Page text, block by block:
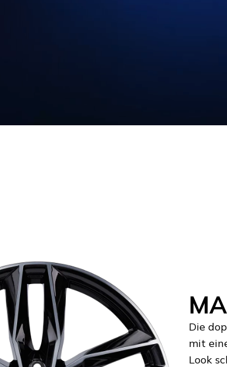
Die
mit
Look